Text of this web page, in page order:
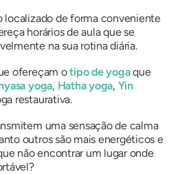
localizado de forma conveniente
horários de aula que se
na sua rotina diária.
ofereçam otipo de yogaque
yoga, Hatha yoga, Yin
restaurativa.
uma sensação de calma
outros são mais energéticos e
não encontrar um lugar onde